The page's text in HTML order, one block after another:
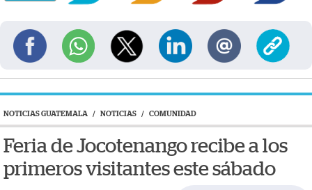
NOTICIAS GUATEMALA / NOTICIAS / COMUNIDAD
Feria de Jocotenango recibe a los
primeros visitantes este sábado